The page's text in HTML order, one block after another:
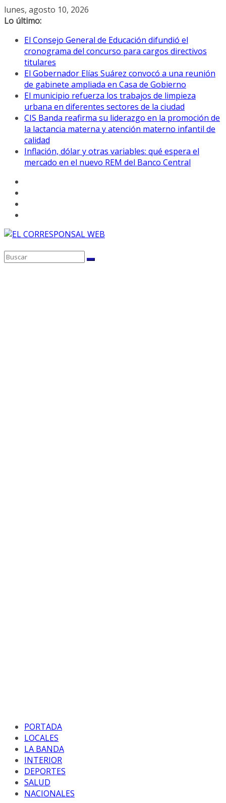
Saltar
al
lunes, agosto 10, 2026
Lo último:
El Consejo General de Educación difundió el
cronograma del concurso para cargos directivos
titulares
El Gobernador Elías Suárez convocó a una reunión
de gabinete ampliada en Casa de Gobierno
El municipio refuerza los trabajos de limpieza
urbana en diferentes sectores de la ciudad
CIS Banda reafirma su liderazgo en la promoción de
la lactancia materna y atención materno infantil de
calidad
Inflación, dólar y otras variables: qué espera el
mercado en el nuevo REM del Banco Central
PORTADA
LOCALES
LA BANDA
INTERIOR
DEPORTES
SALUD
NACIONALES